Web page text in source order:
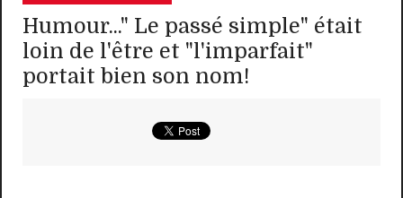
Humour..." Le passé simple" était
loin de l'être et "l'imparfait"
portait bien son nom!